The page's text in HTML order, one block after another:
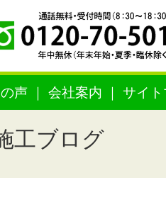
声 会社案内 サイ
工ブログ